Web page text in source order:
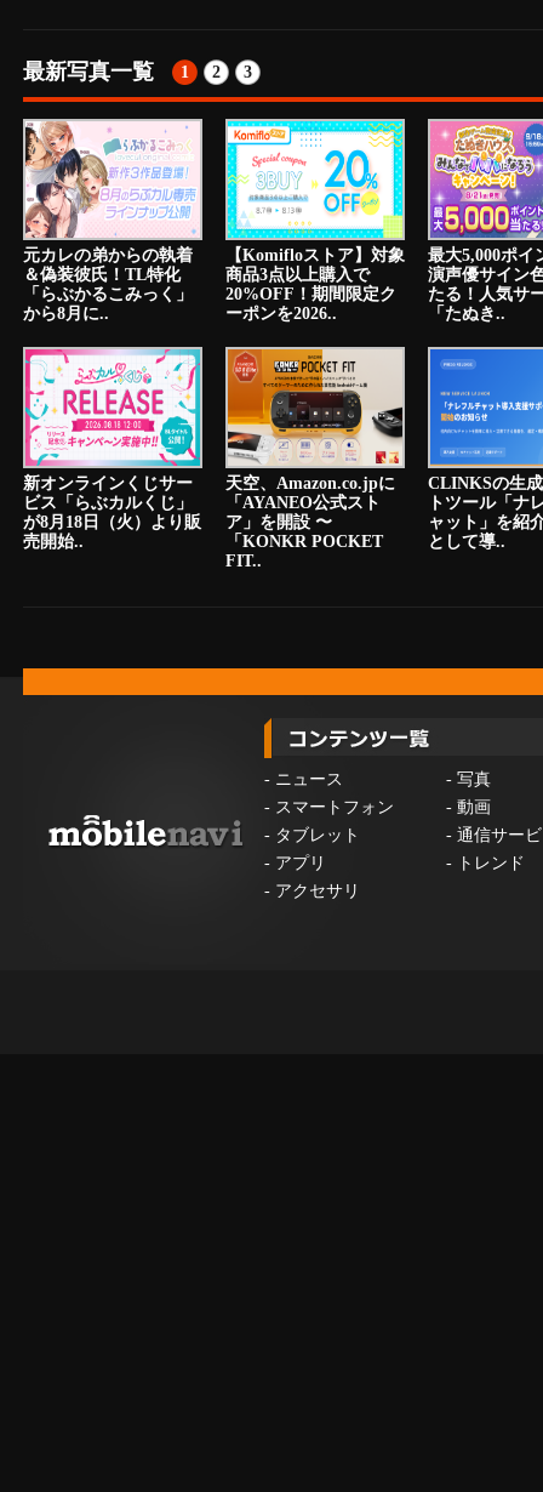
最新写真一覧 1 2 3
元カレの弟からの執着
＆偽装彼氏！TL特化
「らぶかるこみっく」
から8月に..
【Komifloストア】対象
商品3点以上購入で
20%OFF！期間限定ク
ーポンを2026..
最大5,000ポイ
演声優サイン
たる！人気サ
「たぬき..
新オンラインくじサー
ビス「らぶカルくじ」
が8月18日（火）より販
売開始..
天空、Amazon.co.jpに
「AYANEO公式スト
ア」を開設 〜
「KONKR POCKET
FIT..
CLINKSの生
トツール「ナ
ャット」を紹
として導..
- ニュース - 写真
- スマートフォン - 動画
- タブレット - 通信サー
- アプリ -
トレンド
- アクセサリ